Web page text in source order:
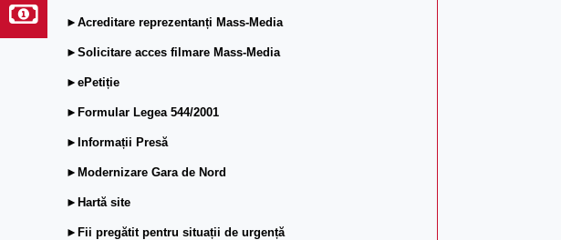
►Acreditare reprezentanți Mass-Media
►Solicitare acces filmare Mass-Media
►ePetiție
►Formular Legea 544/2001
►Informații Presă
►Modernizare Gara de Nord
►Hartă site
►Fii pregătit pentru situații de urgență